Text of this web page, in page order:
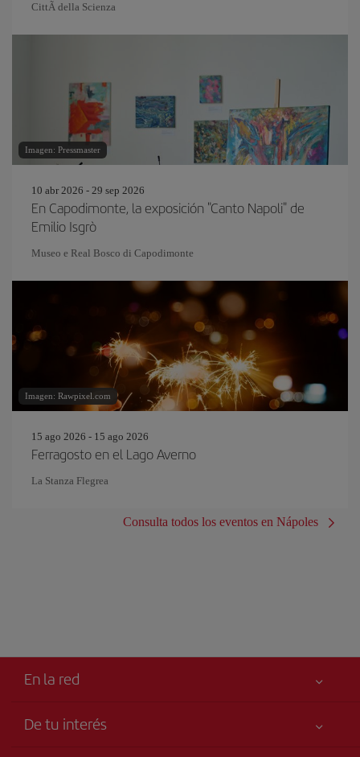
CittÃ della Scienza
Imagen: Pressmaster
10 abr 2026 - 29 sep 2026
En Capodimonte, la exposición "Canto Napoli" de
Emilio Isgrò
Museo e Real Bosco di Capodimonte
Imagen: Rawpixel.com
15 ago 2026 - 15 ago 2026
Ferragosto en el Lago Averno
La Stanza Flegrea
Consulta todos los eventos en Nápoles
En la red
De tu interés